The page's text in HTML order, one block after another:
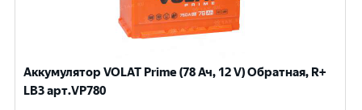
Аккумулятор VOLAT Prime (78 Ач, 12 V) Обратная, R+
LB3 арт.VP780